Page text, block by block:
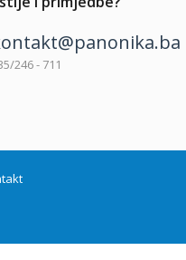
246 - 711